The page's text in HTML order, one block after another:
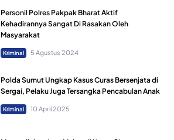
Personil Polres Pakpak Bharat Aktif
Kehadirannya Sangat Di Rasakan Oleh
Masyarakat
Kriminal 5 Agustus 2024
Polda Sumut Ungkap Kasus Curas Bersenjata di
Sergai, Pelaku Juga Tersangka Pencabulan Anak
Kriminal 10 April 2025